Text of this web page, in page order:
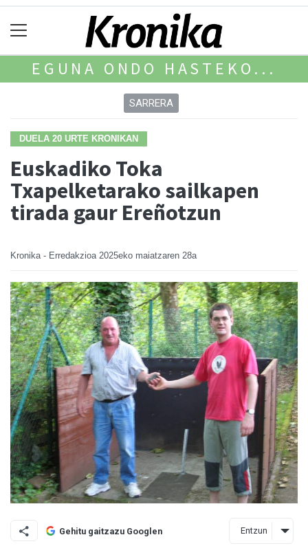
EGUNA ONDO HASTEKO...
SARRERA
DUELA 20 URTE KRONIKAN
Euskadiko Toka
Txapelketarako sailkapen
tirada gaur Ereñotzun
Kronika - Erredakzioa 2025eko maiatzaren 28a
Gehitu gaitzazu Googlen Entzun